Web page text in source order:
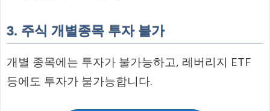
3. 주식 개별종목 투자 불가
개별 종목에는 투자가 불가능하고, 레버리지 ETF
등에도 투자가 불가능합니다.